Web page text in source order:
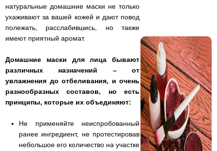
натуральные домашние маски не только
ухаживают за вашей кожей и дают повод
полежать, расслабившись, но также
имеют приятный аромат.
Домашние маски для лица бывают
различных назначений – от
увлажнения до отбеливания, и очень
разнообразных составов, но есть
принципы, которые их объединяют:
Не применяйте неиспробованный
ранее ингредиент, не протестировав
небольшое его количество на участке